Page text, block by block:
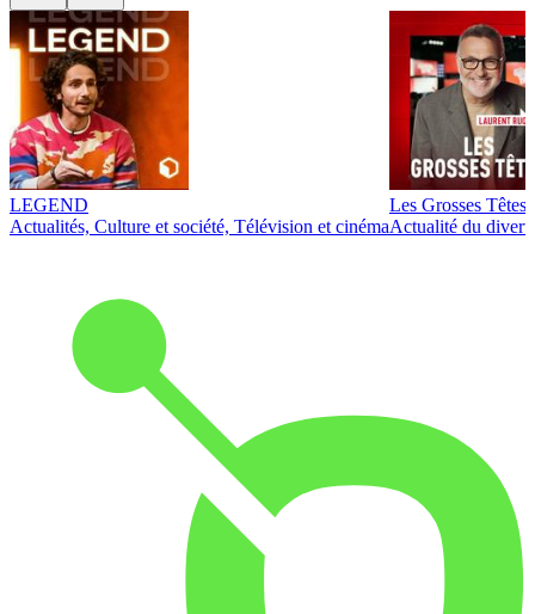
LEGEND
Actualités, Culture et société, Télévision et cinéma
Les Grosses Têtes
Actualité du